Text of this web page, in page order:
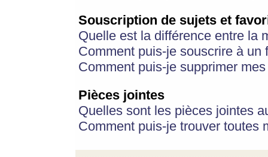
Souscription de sujets et
Quelle est la différence entre la
Comment puis-je souscrire à
Comment puis-je supprimer
Pièces jointes
Quelles sont les pièces jointes
Comment puis-je trouver toutes